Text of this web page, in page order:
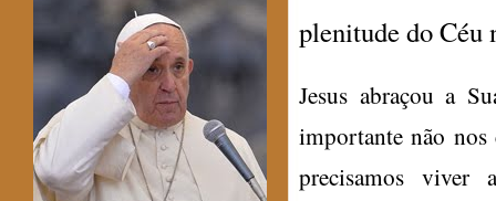
plenitude do Céu
Jesus abraçou a
importante não nos
precisamos viver